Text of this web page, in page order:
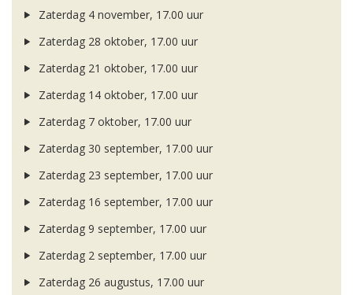
Zaterdag 4 november, 17.00 uur
Zaterdag 28 oktober, 17.00 uur
Zaterdag 21 oktober, 17.00 uur
Zaterdag 14 oktober, 17.00 uur
Zaterdag 7 oktober, 17.00 uur
Zaterdag 30 september, 17.00 uur
Zaterdag 23 september, 17.00 uur
Zaterdag 16 september, 17.00 uur
Zaterdag 9 september, 17.00 uur
Zaterdag 2 september, 17.00 uur
Zaterdag 26 augustus, 17.00 uur